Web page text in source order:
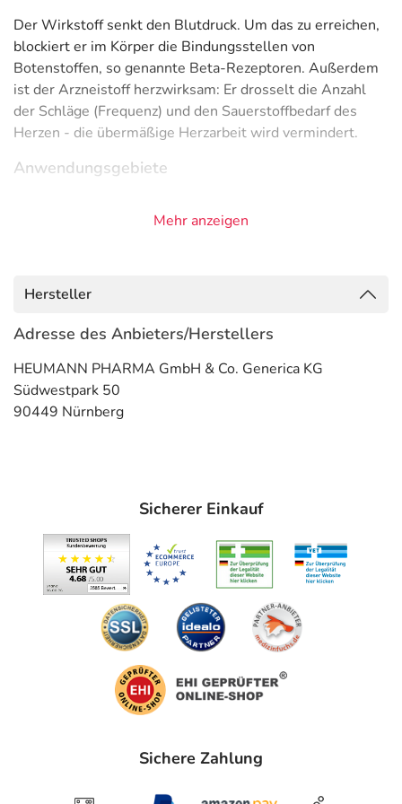
Der Wirkstoff senkt den Blutdruck. Um das zu erreichen,
blockiert er im Körper die Bindungsstellen von
Botenstoffen, so genannte Beta-Rezeptoren. Außerdem
ist der Arzneistoff herzwirksam: Er drosselt die Anzahl
der Schläge (Frequenz) und den Sauerstoffbedarf des
Herzen - die übermäßige Herzarbeit wird vermindert.
Anwendungsgebiete
anderen Arzneimitteln
Immer:
- Überempfindlichkeit gegen die Inhaltsstoffe
- Bronchien, die überempfindlich reagieren, z.B. bei
Asthma bronchiale oder obstruktiven, d.h. die Atemwege
- Durchblutungsstörungen der Peripherie (z.B. Arme,
Beine), die schon sehr weit fortgeschritten sind, wie z.B.
eine arterielle Verschlusskrankheit, oder auch ein
Raynaud-Syndrom
- AV-Block (Störung der Erregungsleitung vom Vorhof
des Herzens zur Kammer), 2. und 3. Grad
- Sinuatrialer Block (gestörte Entstehung des
Herzschlags im Herzvorhof)
- Sinusknotensyndrom (Störung bei der Entstehung des
- Verschiebung des Säure-Basen-Gleichgewichts im Blut
zur saueren Seite (Azidose)
Mehr anzeigen
Hersteller
Adresse des Anbieters/Herstellers
HEUMANN PHARMA GmbH & Co. Generica KG
Südwestpark 50
90449 Nürnberg
Sicherer Einkauf
Sichere Zahlung